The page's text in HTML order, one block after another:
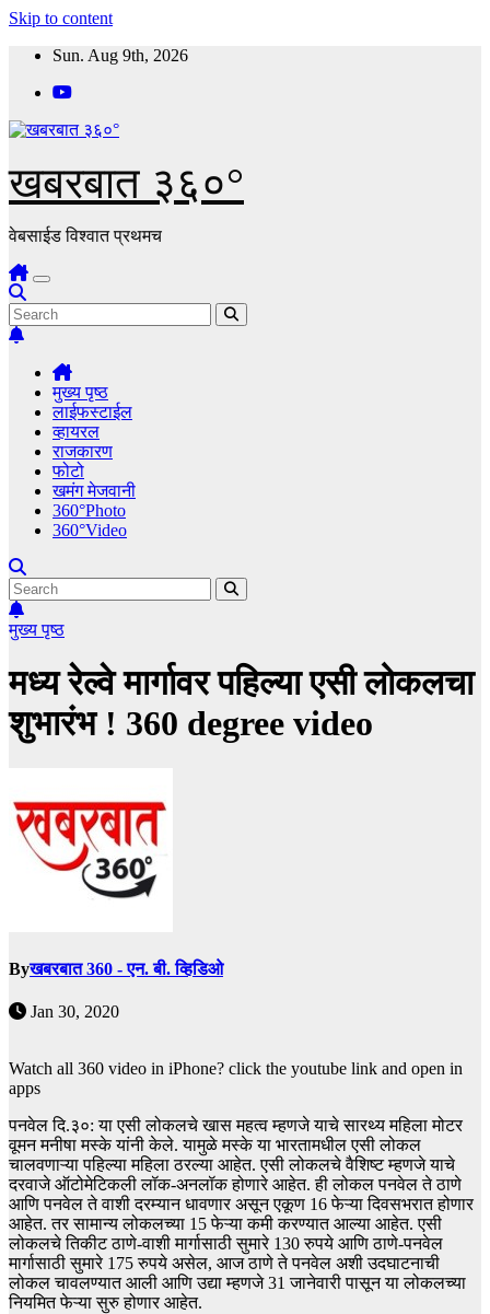
Skip to content
Sun. Aug 9th, 2026
खबरबात ३६०°
वेबसाईड विश्वात प्रथमच
मुख्य पृष्ठ
लाईफस्टाईल
व्हायरल
राजकारण
फोटो
खमंग मेजवानी
360°Photo
360°Video
मुख्य पृष्ठ
मध्य रेल्वे मार्गावर पहिल्या एसी लोकलचा
शुभारंभ ! 360 degree video
Byखबरबात 360 - एन. बी. व्हिडिओ
Jan 30, 2020
Watch all 360 video in iPhone? click the youtube link and open in
apps
पनवेल दि.३०: या एसी लोकलचे खास महत्व म्हणजे याचे सारथ्य महिला मोटर
वूमन मनीषा मस्के यांनी केले. यामुळे मस्के या भारतामधील एसी लोकल
चालवणाऱ्या पहिल्या महिला ठरल्या आहेत. एसी लोकलचे वैशिष्ट म्हणजे याचे
दरवाजे ऑटोमेटिकली लॉक-अनलॉक होणारे आहेत. ही लोकल पनवेल ते ठाणे
आणि पनवेल ते वाशी दरम्यान धावणार असून एकूण 16 फेऱ्या दिवसभरात होणार
आहेत. तर सामान्य लोकलच्या 15 फेऱ्या कमी करण्यात आल्या आहेत. एसी
लोकलचे तिकीट ठाणे-वाशी मार्गासाठी सुमारे 130 रुपये आणि ठाणे-पनवेल
मार्गासाठी सुमारे 175 रुपये असेल, आज ठाणे ते पनवेल अशी उदघाटनाची
लोकल चावलण्यात आली आणि उद्या म्हणजे 31 जानेवारी पासून या लोकलच्या
नियमित फेऱ्या सुरु होणार आहेत.